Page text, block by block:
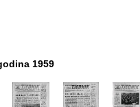
1959